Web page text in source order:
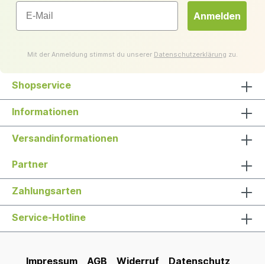
Email
Anmelden
Mit der Anmeldung stimmst du unserer Datenschutzerklärung zu.
Shopservice
Informationen
Versandinformationen
Partner
Zahlungsarten
Service-Hotline
Impressum AGB Widerruf Datenschutz